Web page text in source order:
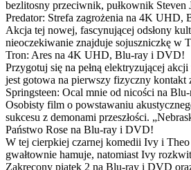
bezlitosny przeciwnik, pułkownik
Predator: Strefa zagrożenia na 4K
Akcja tej nowej, fascynującej odsłony
nieoczekiwanie znajduje sojuszniczkę w
Tron: Ares na 4K UHD, Blu-ray i DVD!
Przygotuj się na pełną elektryzującej
jest gotowa na pierwszy fizyczny kontakt
Springsteen: Ocal mnie od nicości na
Osobisty film o powstawaniu
sukcesu z demonami przeszłości.
Państwo Rose na Blu-ray i DVD!
W tej cierpkiej czarnej komedii Ivy i Theo
gwałtownie hamuje, natomiast Ivy
Zakręcony piątek 2 na Blu-ray i DVD